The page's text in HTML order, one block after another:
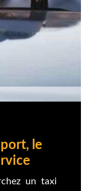
le
un taxi